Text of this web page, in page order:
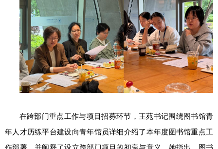
在跨部门重点工作与项目招募环节，王苑书记围绕图书馆青
年人才历练平台建设向青年馆员详细介绍了本年度图书馆重点工